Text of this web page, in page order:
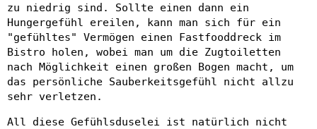
zu niedrig sind. Sollte einen dann ein
Hungergefühl ereilen, kann man sich für ein
"gefühltes" Vermögen einen Fastfooddreck im
Bistro holen, wobei man um die Zugtoiletten
nach Möglichkeit einen großen Bogen macht, um
das persönliche Sauberkeitsgefühl nicht allzu
sehr verletzen.
All diese Gefühlsduselei ist natürlich nicht